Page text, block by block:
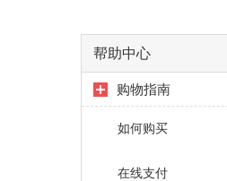
帮助中心
购物指南
如何购买
在线支付